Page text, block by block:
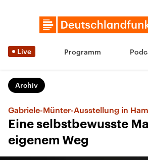
Live Programm
Archiv
Gabriele-Münter-Ausstellung in
Eine selbstbewusste
eigenem Weg